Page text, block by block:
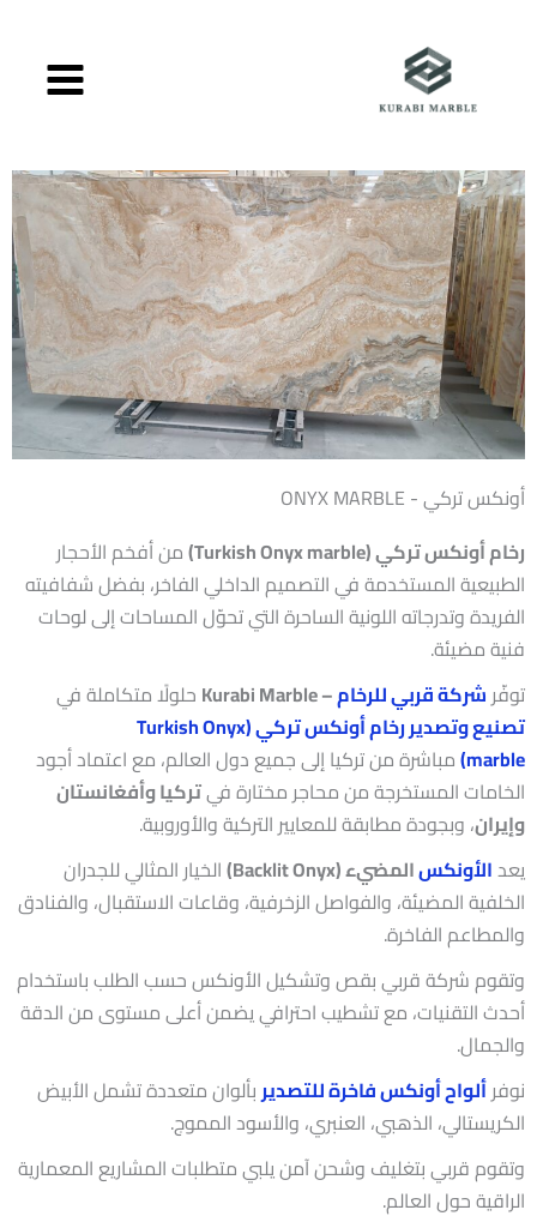
أونكس تركي - ONYX MARBLE
رخام أونكس تركي (Turkish Onyx marble)
من أفخم الأحجار
الطبيعية المستخدمة في التصميم الداخلي الفاخر، بفضل شفافيته
الفريدة وتدرجاته اللونية الساحرة التي تحوّل المساحات إلى لوحات
فنية مضيئة.
توفّرشركة قربي للرخام– Kurabi Marble
حلولًا متكاملة في
تصنيع وتصدير رخام أونكس تركي (Turkish Onyx
marble) مباشرة من تركيا إلى جميع دول العالم، مع اعتماد أجود
الخامات المستخرجة من محاجر مختارة فيتركيا وأفغانستان
وإيران، وبجودة مطابقة للمعايير التركية والأوروبية.
يعدالأونكسالمضيء (Backlit Onyx)
الخيار المثالي للجدران
الخلفية المضيئة، والفواصل الزخرفية، وقاعات الاستقبال، والفنادق
والمطاعم الفاخرة.
وتقوم شركة قربي بقص وتشكيل الأونكس حسب الطلب باستخدام
أحدث التقنيات، مع تشطيب احترافي يضمن أعلى مستوى من الدقة
والجمال.
نوفرألواح أونكس فاخرة للتصديربألوان متعددة تشمل الأبيض
الكريستالي، الذهبي، العنبري، والأسود المموج.
وتقوم قربي بتغليف وشحن آمن يلبي متطلبات المشاريع المعمارية
الراقية حول العالم.